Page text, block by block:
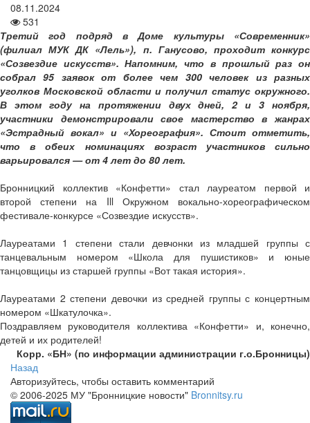
08.11.2024
531
Третий год подряд в Доме культуры «Современник»
(филиал МУК ДК «Лель»), п. Ганусово, проходит конкурс
«Созвездие искусств». Напомним, что в прошлый раз он
собрал 95 заявок от более чем 300 человек из разных
уголков Московской области и получил статус окружного.
В этом году на протяжении двух дней, 2 и 3 ноября,
участники демонстрировали свое мастерство в жанрах
«Эстрадный вокал» и «Хореография». Стоит отметить,
что в обеих номинациях возраст участников сильно
варьировался — от 4 лет до 80 лет.
Бронницкий коллектив «Конфетти» стал лауреатом первой и
второй степени на Ill Окружном вокально-хореографическом
фестивале-конкурсе «Созвездие искусств».
Лауреатами 1 степени стали девчонки из младшей группы с
танцевальным номером «Школа для пушистиков» и юные
танцовщицы из старшей группы «Вот такая история».
Лауреатами 2 степени девочки из средней группы с концертным
номером «Шкатулочка».
Поздравляем руководителя коллектива «Конфетти» и, конечно,
детей и их родителей!
Корр. «БН» (по информации администрации г.о.Бронницы)
Назад
Авторизуйтесь, чтобы оставить комментарий
© 2006-2025 МУ "Бронницкие новости" Bronnitsy.ru